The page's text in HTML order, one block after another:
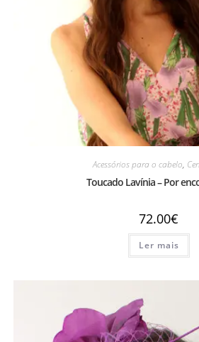
Acessórios para o cabelo,
Toucado Lavínia – Por
72.00€
Ler mais